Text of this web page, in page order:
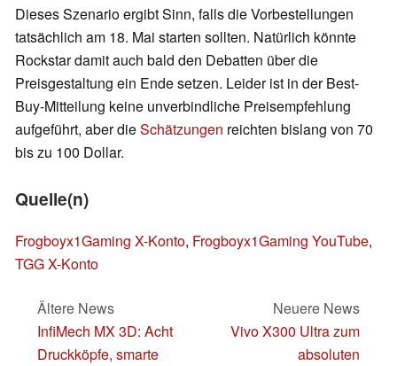
Dieses Szenario ergibt Sinn, falls die Vorbestellungen
tatsächlich am 18. Mai starten sollten. Natürlich könnte
Rockstar damit auch bald den Debatten über die
Preisgestaltung ein Ende setzen. Leider ist in der Best-
Buy-Mitteilung keine unverbindliche Preisempfehlung
aufgeführt, aber dieSchätzungen reichten bislang von 70
bis zu 100 Dollar.
Quelle(n)
Frogboyx1Gaming X-Konto, Frogboyx1Gaming YouTube,
TGG X-Konto
Ältere News
InfiMech MX 3D: Acht
Druckköpfe, smarte
Neuere News
Vivo X300 Ultra zum
absoluten